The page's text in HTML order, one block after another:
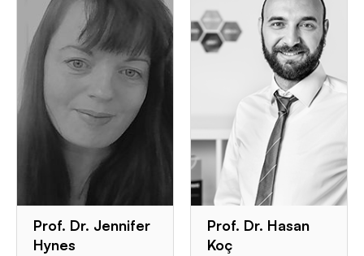
Prof. Dr. Jennifer
Hynes
Prof. Dr. Hasan
Koç